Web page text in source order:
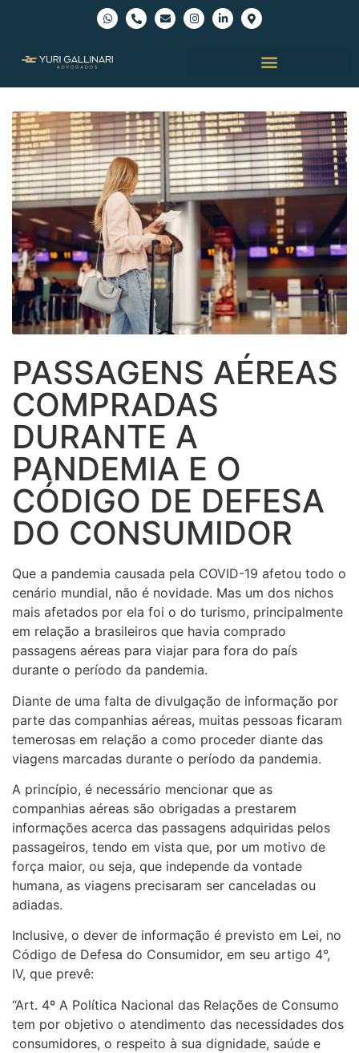
PASSAGENS AÉREAS
COMPRADAS
DURANTE A
PANDEMIA E O
CÓDIGO DE DEFESA
DO CONSUMIDOR
Que a pandemia causada pela COVID-19 afetou todo o
cenário mundial, não é novidade. Mas um dos nichos
mais afetados por ela foi o do turismo, principalmente
em relação a brasileiros que havia comprado
passagens aéreas para viajar para fora do país
durante o período da pandemia.
Diante de uma falta de divulgação de informação por
parte das companhias aéreas, muitas pessoas ficaram
temerosas em relação a como proceder diante das
viagens marcadas durante o período da pandemia.
A princípio, é necessário mencionar que as
companhias aéreas são obrigadas a prestarem
informações acerca das passagens adquiridas pelos
passageiros, tendo em vista que, por um motivo de
força maior, ou seja, que independe da vontade
humana, as viagens precisaram ser canceladas ou
adiadas.
Inclusive, o dever de informação é previsto em Lei, no
Código de Defesa do Consumidor, em seu artigo 4°,
IV, que prevê:
“Art. 4º A Política Nacional das Relações de Consumo
tem por objetivo o atendimento das necessidades dos
consumidores, o respeito à sua dignidade, saúde e